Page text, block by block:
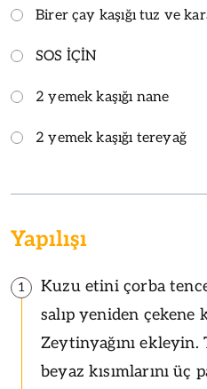
Birer çay kaşığı tuz ve
SOS İÇİN
2 yemek kaşığı nane
2 yemek kaşığı tereyağ
Yapılışı
1
Kuzu etini çorba
salıp yeniden çekene
Zeytinyağını ekleyin.
beyaz kısımlarını üç